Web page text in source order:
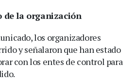
la organización
los organizadores
y señalaron que han estado
con los entes de control para